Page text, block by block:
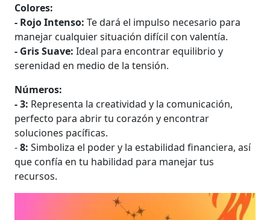
Colores:
- Rojo Intenso:Te dará el impulso necesario para
manejar cualquier situación difícil con valentía.
- Gris Suave: Ideal para encontrar equilibrio y
serenidad en medio de la tensión.
Números:
- 3: Representa la creatividad y la comunicación,
perfecto para abrir tu corazón y encontrar
soluciones pacíficas.
-8: Simboliza el poder y la estabilidad financiera, así
que confía en tu habilidad para manejar tus
recursos.